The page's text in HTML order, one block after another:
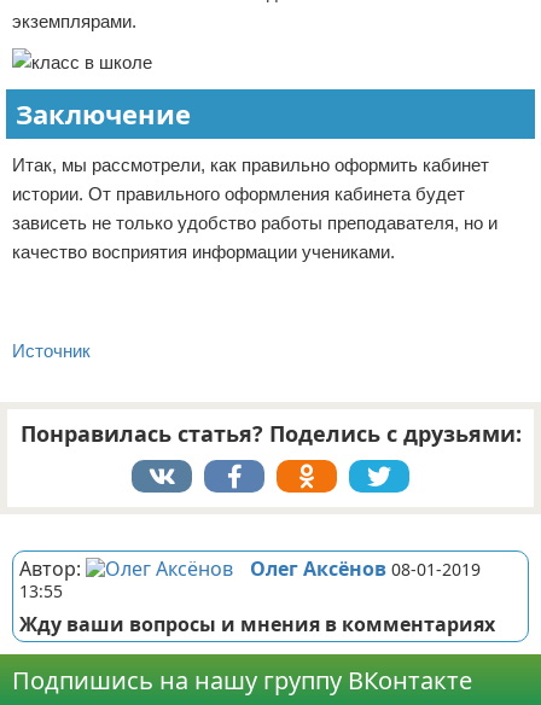
экземплярами.
Заключение
Итак, мы рассмотрели, как правильно оформить кабинет
истории. От правильного оформления кабинета будет
зависеть не только удобство работы преподавателя, но и
качество восприятия информации учениками.
Источник
Понравилась статья? Поделись с друзьями:
Автор: Олег Аксёнов 08-01-2019
13:55
Жду ваши вопросы и мнения в комментариях
Подпишись на нашу группу ВКонтакте